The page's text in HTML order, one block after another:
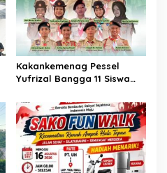
Kakankemenag Pessel
Yufrizal Bangga 11 Siswa
Jambore Nasional XII 2026.
Bisa Harumkan Nama
Madrasah dan Daerah